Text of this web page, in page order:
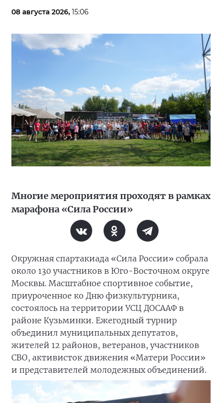
08 августа 2026, 15:06
Многие мероприятия проходят в рамках
марафона «Сила России»
Окружная спартакиада «Сила России» собрала
около 130 участников в Юго-Восточном округе
Москвы. Масштабное спортивное событие,
приуроченное ко Дню физкультурника,
состоялось на территории УСЦ ДОСААФ в
районе Кузьминки. Ежегодный турнир
объединил муниципальных депутатов,
жителей 12 районов, ветеранов, участников
СВО, активисток движения «Матери России»
и представителей молодежных объединений.